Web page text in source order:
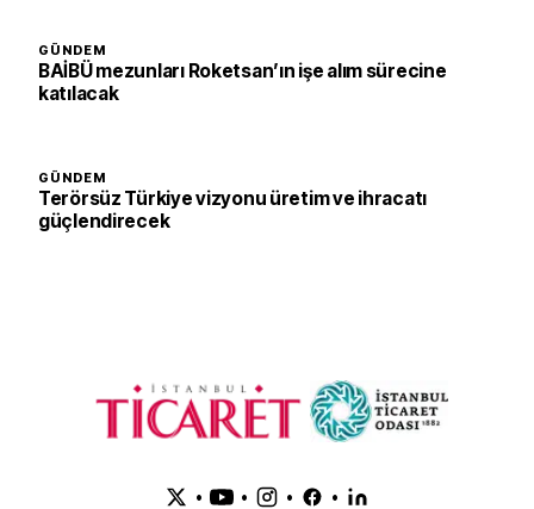
GÜNDEM
BAİBÜ mezunları Roketsan’ın işe alım sürecine
katılacak
GÜNDEM
Terörsüz Türkiye vizyonu üretim ve ihracatı
güçlendirecek
• • • •